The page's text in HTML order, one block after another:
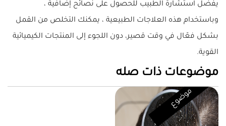
يفضل استشارة الطبيب للحصول على نصائح إضافية ،
وباستخدام هذه العلاجات الطبيعية ، يمكنك التخلص من القمل
بشكل فعّال في وقت قصير، دون اللجوء إلى المنتجات الكيميائية
القوية.
موضوعات ذات صله
موضوع